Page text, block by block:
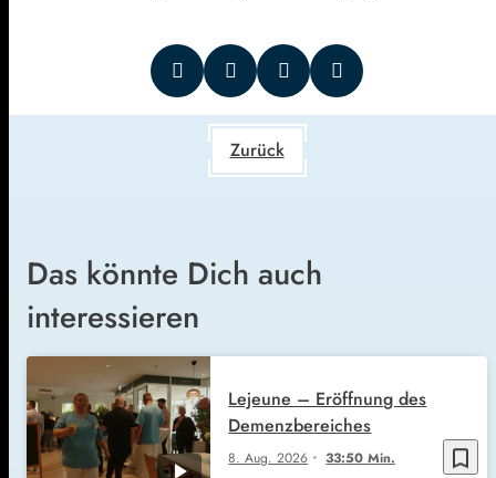
Zurück
Das könnte Dich auch
interessieren
bookmark_border
8. Aug. 2026 33:50 Min.
Lejeune – Eröffnung des
Demenzbereiches